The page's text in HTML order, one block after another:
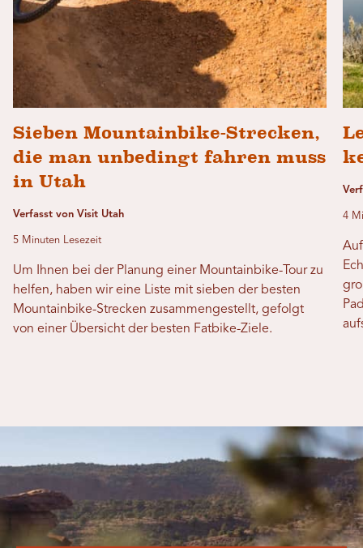
Sieben Mountainbike-Strecken,
die man unbedingt fahren muss
in Utah
Verfasst von Visit Utah
5 Minuten Lesezeit
Um Ihnen bei der Planung einer Mountainbike-Tour zu
helfen, haben wir eine Liste mit sieben der besten
Mountainbike-Strecken zusammengestellt, gefolgt
von einer Übersicht der besten Fatbike-Ziele.
4